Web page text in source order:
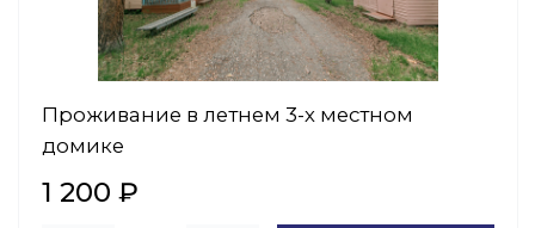
Проживание в летнем 3-х местном
домике
1 200 ₽